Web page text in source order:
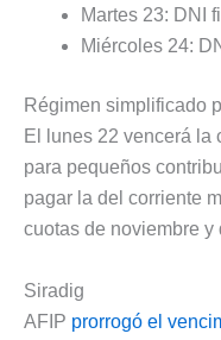
Martes 23: DNI
Miércoles 24:
Régimen simplificado
El lunes 22 vencerá la
para pequeños
pagar la del corriente
cuotas de noviembre y
Siradig
AFIP prorrogó el